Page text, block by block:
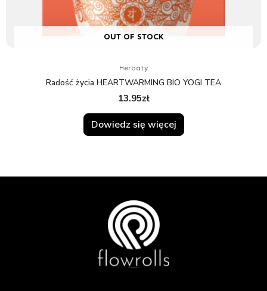
OUT OF STOCK
Herbaty
Radość życia HEARTWARMING BIO YOGI TEA
13.95zł
Dowiedz się więcej